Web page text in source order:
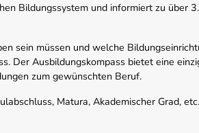
Bildungssystem und informiert zu über
sein müssen und welche
Der Ausbildungskompass bietet eine
zum gewünschten Beruf.
Matura, Akademischer Grad,